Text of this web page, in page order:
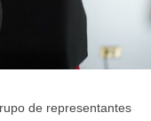
de representantes